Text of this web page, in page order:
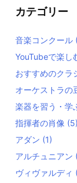
カテゴリー
音楽コンクール
YouTubeで楽し
おすすめのクラ
オーケストラの
楽器を習う・学
指揮者の肖像 (5)
アダン (1)
アルチュニアン
ヴィヴァルディ